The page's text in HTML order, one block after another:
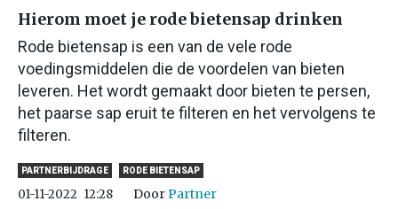
Hierom moet je rode bietensap drinken
Rode bietensap is een van de vele rode
voedingsmiddelen die de voordelen van bieten
leveren. Het wordt gemaakt door bieten te persen,
het paarse sap eruit te filteren en het vervolgens te
filteren.
PARTNERBIJDRAGE RODE BIETENSAP
01-11-2022 12:28 DoorPartner